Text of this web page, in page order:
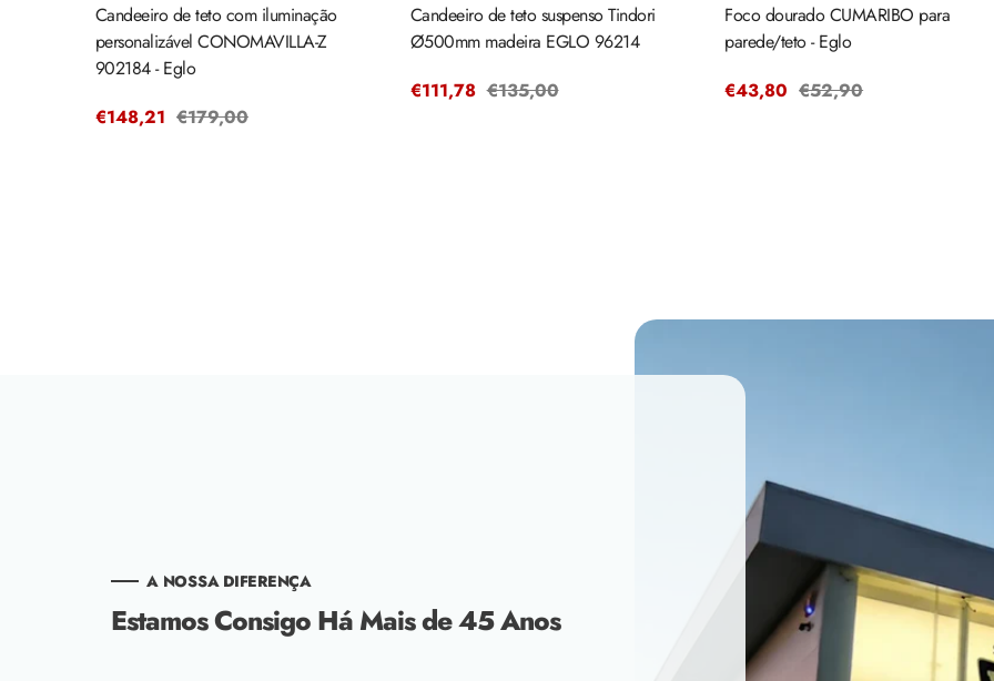
Candeeiro de teto com iluminação
personalizável CONOMAVILLA-Z
902184 - Eglo
Preço
€148,21 Preço
€179,00
Candeeiro de teto suspenso Tindori
Ø500mm madeira EGLO 96214
Preço
€111,78 Preço
€135,00
Foco dourado CUMARIBO para
parede/teto - Eglo
Preço
€43,80 Preço
€52,90
A NOSSA DIFERENÇA
Estamos Consigo Há Mais de 45 Anos